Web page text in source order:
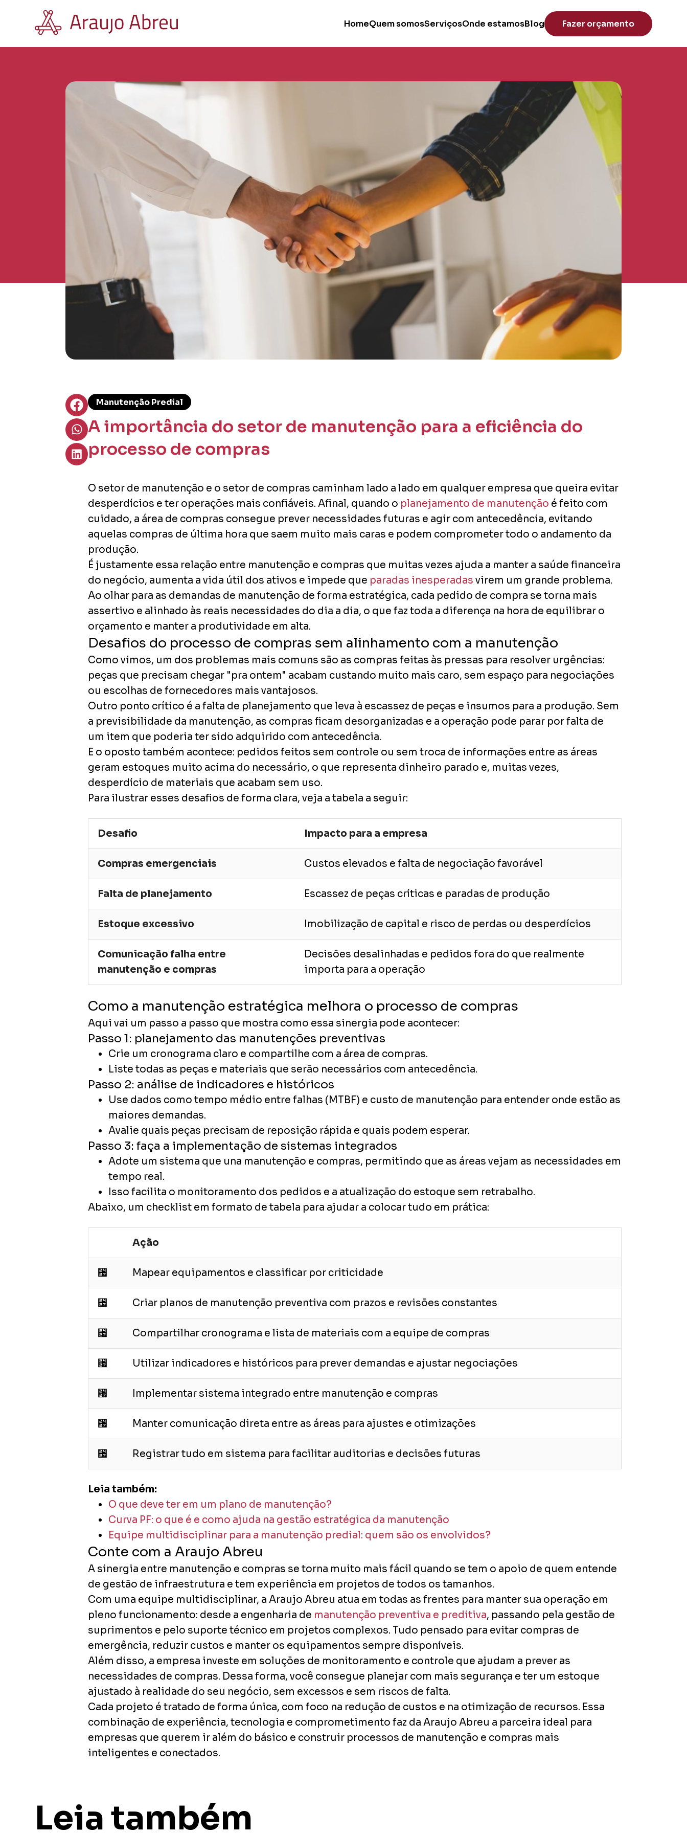
HomeQuem somosServiçosOnde estamosBlog Fazer orçamento
Manutenção Predial
A importância do setor de manutenção para a eficiência do
processo de compras
O setor de manutenção e o setor de compras caminham lado a lado em qualquer empresa que queira evitar
desperdícios e ter operações mais confiáveis. Afinal, quando o planejamento de manutenção é feito com
cuidado, a área de compras consegue prever necessidades futuras e agir com antecedência, evitando
aquelas compras de última hora que saem muito mais caras e podem comprometer todo o andamento da
produção.
É justamente essa relação entre manutenção e compras que muitas vezes ajuda a manter a saúde financeira
do negócio, aumenta a vida útil dos ativos e impede que paradas inesperadas virem um grande problema.
Ao olhar para as demandas de manutenção de forma estratégica, cada pedido de compra se torna mais
assertivo e alinhado às reais necessidades do dia a dia, o que faz toda a diferença na hora de equilibrar o
orçamento e manter a produtividade em alta.
Desafios do processo de compras sem alinhamento com a manutenção
Como vimos, um dos problemas mais comuns são as compras feitas às pressas para resolver urgências:
peças que precisam chegar "pra ontem" acabam custando muito mais caro, sem espaço para negociações
ou escolhas de fornecedores mais vantajosos.
Outro ponto crítico é a falta de planejamento que leva à escassez de peças e insumos para a produção. Sem
a previsibilidade da manutenção, as compras ficam desorganizadas e a operação pode parar por falta de
um item que poderia ter sido adquirido com antecedência.
E o oposto também acontece: pedidos feitos sem controle ou sem troca de informações entre as áreas
geram estoques muito acima do necessário, o que representa dinheiro parado e, muitas vezes,
desperdício de materiais que acabam sem uso.
Para ilustrar esses desafios de forma clara, veja a tabela a seguir:
Desafio Impacto para a empresa
Compras emergenciais Custos elevados e falta de negociação favorável
Falta de planejamento Escassez de peças críticas e paradas de produção
Estoque excessivo Imobilização de capital e risco de perdas ou desperdícios
Comunicação falha entre
manutenção e compras
Decisões desalinhadas e pedidos fora do que realmente
importa para a operação
Como a manutenção estratégica melhora o processo de compras
Aqui vai um passo a passo que mostra como essa sinergia pode acontecer:
Passo 1: planejamento das manutenções preventivas
Crie um cronograma claro e compartilhe com a área de compras.
Liste todas as peças e materiais que serão necessários com antecedência.
Passo 2: análise de indicadores e históricos
Use dados como tempo médio entre falhas (MTBF) e custo de manutenção para entender onde estão as
maiores demandas.
Avalie quais peças precisam de reposição rápida e quais podem esperar.
Passo 3: faça a implementação de sistemas integrados
Adote um sistema que una manutenção e compras, permitindo que as áreas vejam as necessidades em
tempo real.
Isso facilita o monitoramento dos pedidos e a atualização do estoque sem retrabalho.
Abaixo, um checklist em formato de tabela para ajudar a colocar tudo em prática:
Ação
␧ Mapear equipamentos e classificar por criticidade
␧ Criar planos de manutenção preventiva com prazos e revisões constantes
␧ Compartilhar cronograma e lista de materiais com a equipe de compras
␧ Utilizar indicadores e históricos para prever demandas e ajustar negociações
␧ Implementar sistema integrado entre manutenção e compras
␧ Manter comunicação direta entre as áreas para ajustes e otimizações
␧ Registrar tudo em sistema para facilitar auditorias e decisões futuras
Leia também:
O que deve ter em um plano de manutenção?
Curva PF: o que é e como ajuda na gestão estratégica da manutenção
Equipe multidisciplinar para a manutenção predial: quem são os envolvidos?
Conte com a Araujo Abreu
A sinergia entre manutenção e compras se torna muito mais fácil quando se tem o apoio de quem entende
de gestão de infraestrutura e tem experiência em projetos de todos os tamanhos.
Com uma equipe multidisciplinar, a Araujo Abreu atua em todas as frentes para manter sua operação em
pleno funcionamento: desde a engenharia de manutenção preventiva e preditiva, passando pela gestão de
suprimentos e pelo suporte técnico em projetos complexos. Tudo pensado para evitar compras de
emergência, reduzir custos e manter os equipamentos sempre disponíveis.
Além disso, a empresa investe em soluções de monitoramento e controle que ajudam a prever as
necessidades de compras. Dessa forma, você consegue planejar com mais segurança e ter um estoque
ajustado à realidade do seu negócio, sem excessos e sem riscos de falta.
Cada projeto é tratado de forma única, com foco na redução de custos e na otimização de recursos. Essa
combinação de experiência, tecnologia e comprometimento faz da Araujo Abreu a parceira ideal para
empresas que querem ir além do básico e construir processos de manutenção e compras mais
inteligentes e conectados.
Leia também